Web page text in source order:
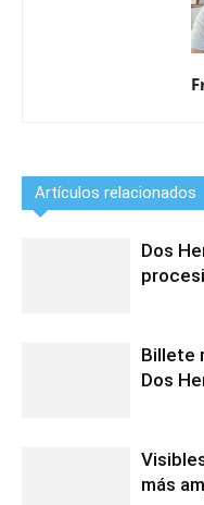
Artículos relacionados
Dos
Billete
Dos
más